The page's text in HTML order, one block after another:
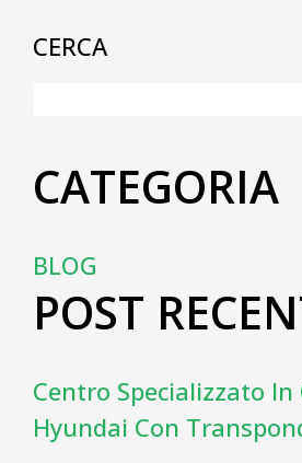
CERCA
CATEGORIA
BLOG
POST
Centro Specializzato In
Hyundai Con